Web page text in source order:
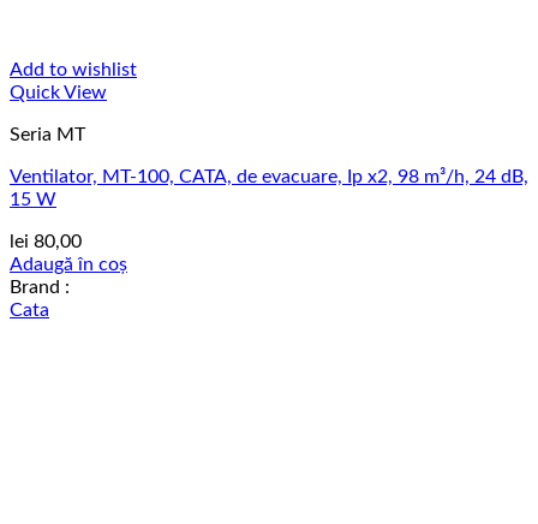
Add to wishlist
Quick View
Seria MT
Ventilator, MT-100, CATA, de evacuare, Ip x2, 98 m³/h, 24 dB,
15 W
lei 80,00
Adaugă în coș
Brand :
Cata